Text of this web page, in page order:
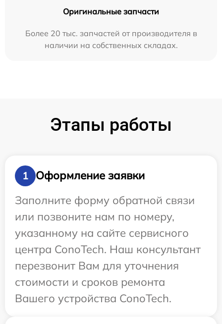
Оригинальные запчасти
Более 20 тыс. запчастей от производителя в
наличии на собственных складах.
Этапы работы
1
Оформление заявки
Заполните форму обратной связи
или позвоните нам по номеру,
указанному на сайте сервисного
центра ConoTech. Наш консультант
перезвонит Вам для уточнения
стоимости и сроков ремонта
Вашего устройства ConoTech.